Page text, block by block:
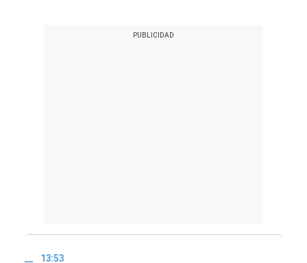
13:53